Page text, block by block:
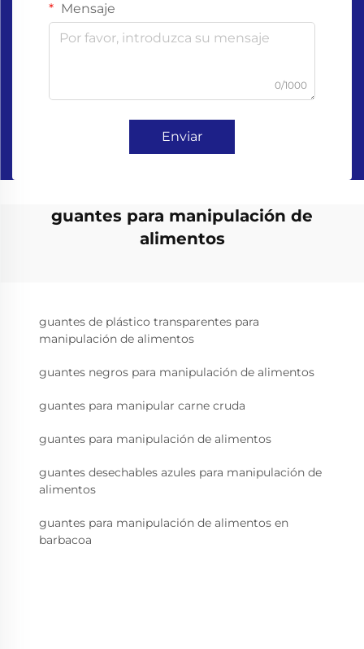
Mensaje
0/1000
Enviar
guantes para manipulación de
alimentos
guantes de plástico transparentes para
manipulación de alimentos
guantes negros para manipulación de alimentos
guantes para manipular carne cruda
guantes para manipulación de alimentos
guantes desechables azules para manipulación de
alimentos
guantes para manipulación de alimentos en
barbacoa